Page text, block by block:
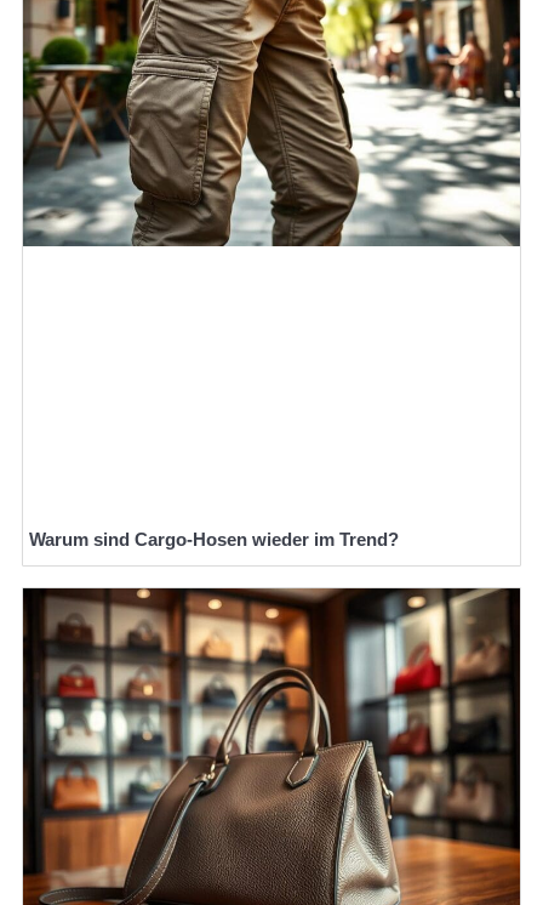
Warum sind Cargo-Hosen wieder im Trend?